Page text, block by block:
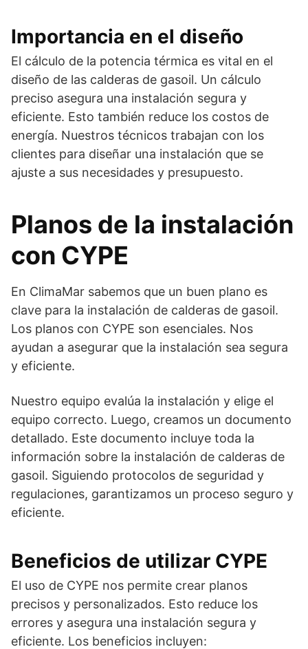
Importancia en el diseño
El cálculo de la potencia térmica es vital en el
diseño de las calderas de gasoil. Un cálculo
preciso asegura una instalación segura y
eficiente. Esto también reduce los costos de
energía. Nuestros técnicos trabajan con los
clientes para diseñar una instalación que se
ajuste a sus necesidades y presupuesto.
Planos de la instalación
con CYPE
En ClimaMar sabemos que un buen plano es
clave para la instalación de calderas de gasoil.
Los planos con CYPE son esenciales. Nos
ayudan a asegurar que la instalación sea segura
y eficiente.
Nuestro equipo evalúa la instalación y elige el
equipo correcto. Luego, creamos un documento
detallado. Este documento incluye toda la
información sobre la instalación de calderas de
gasoil. Siguiendo protocolos de seguridad y
regulaciones, garantizamos un proceso seguro y
eficiente.
Beneficios de utilizar CYPE
El uso de CYPE nos permite crear planos
precisos y personalizados. Esto reduce los
errores y asegura una instalación segura y
eficiente. Los beneficios incluyen: